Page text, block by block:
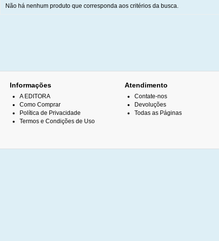
Não há nenhum produto que corresponda aos critérios da busca.
Informações
A EDITORA
Como Comprar
Política de Privacidade
Termos e Condições de Uso
Atendimento
Contate-nos
Devoluções
Todas as Páginas